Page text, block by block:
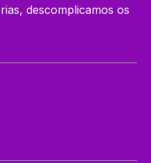
descomplicamos os